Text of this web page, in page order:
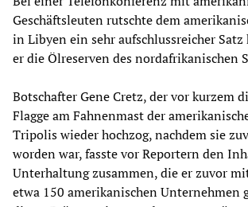
Geschäftsleuten rutschte dem
in Libyen ein sehr aufschlussreicher
er die Ölreserven des nordafrikanischen
Botschafter Gene Cretz, der vor kurzem
Flagge am Fahnenmast der
Tripolis wieder hochzog, nachdem sie
worden war, fasste vor Reportern den
Unterhaltung zusammen, die er zuvor
etwa 150 amerikanischen Unternehmen